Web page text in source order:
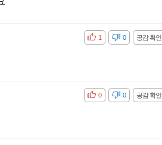
공감 확인
비공감 0
1
공감 확인
비공감 0
0